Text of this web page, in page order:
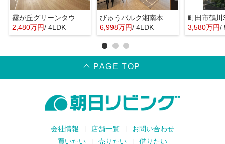
2,480万円/ 4LDK
6,998万円/ 4LDK 3,580万円/
PAGE TOP
会社情報 店舗一覧
お問い合わせ
買いたい
売りたい 借りたい